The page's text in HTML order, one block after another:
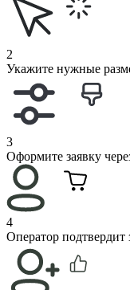
2
Укажите нужные
3
Оформите заявку
4
Оператор подтвердит